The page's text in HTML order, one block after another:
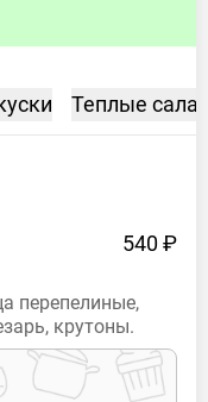
Теплые
540 ₽
перепелиные,
крутоны.